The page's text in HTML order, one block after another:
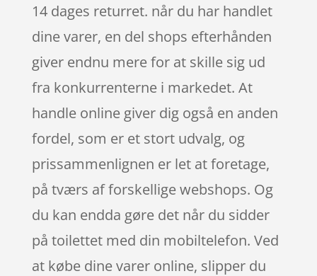
14 dages returret. når du har handlet
dine varer, en del shops efterhånden
giver endnu mere for at skille sig ud
fra konkurrenterne i markedet. At
handle online giver dig også en anden
fordel, som er et stort udvalg, og
prissammenlignen er let at foretage,
på tværs af forskellige webshops. Og
du kan endda gøre det når du sidder
på toilettet med din mobiltelefon. Ved
at købe dine varer online, slipper du